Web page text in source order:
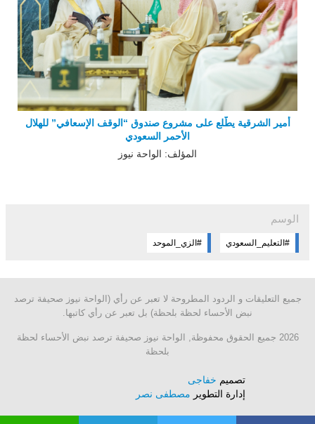
أمير الشرقية يطّلع على مشروع صندوق “الوقف الإسعافي” للهلال
الأحمر السعودي
المؤلف: الواحة نيوز
الوسم
#التعليم_السعودي #الزي_الموحد
جميع التعليقات و الردود المطروحة لا تعبر عن رأي (الواحة نيوز صحيفة ترصد
نبض الأحساء لحظة بلحظة) بل تعبر عن رأي كاتبها.
2026 جميع الحقوق محفوظة, الواحة نيوز صحيفة ترصد نبض الأحساء لحظة
بلحظة
تصميم خفاجى
إدارة التطوير مصطفى نصر